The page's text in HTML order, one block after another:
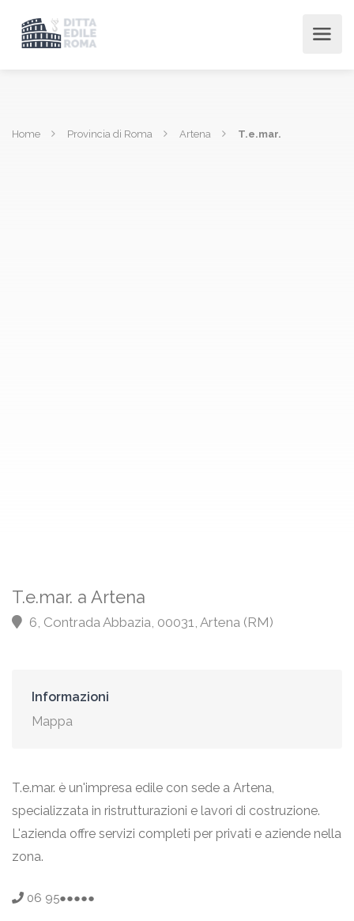
Home Provincia di Roma Artena T.e.mar.
T.e.mar. a Artena
6, Contrada Abbazia, 00031, Artena (RM)
Informazioni
Mappa
T.e.mar. è un'impresa edile con sede a Artena,
specializzata in ristrutturazioni e lavori di costruzione.
L'azienda offre servizi completi per privati e aziende nella
zona.
06 95●●●●●